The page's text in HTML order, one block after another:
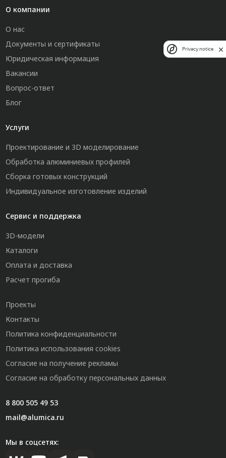
О компании
О нас
Документы и сертификаты
Юридическая информация
Вакансии
Вопрос-ответ
Блог
Услуги
Проектирование и 3D моделирование
Обработка алюминиевых профилей
Сборка готовых конструкций
Индивидуальное изготовление изделий
Сервис и поддержка
3D-модели
Каталоги
Оплата и доставка
Расчет прогиба
Проекты
Контакты
Политика конфиденциальности
Политика использования cookies
Согласие на получение рекламы
Согласие на обработку персональных данных
8 800 505 49 53
mail@alumica.ru
Мы в соцсетях:
Privacy notice